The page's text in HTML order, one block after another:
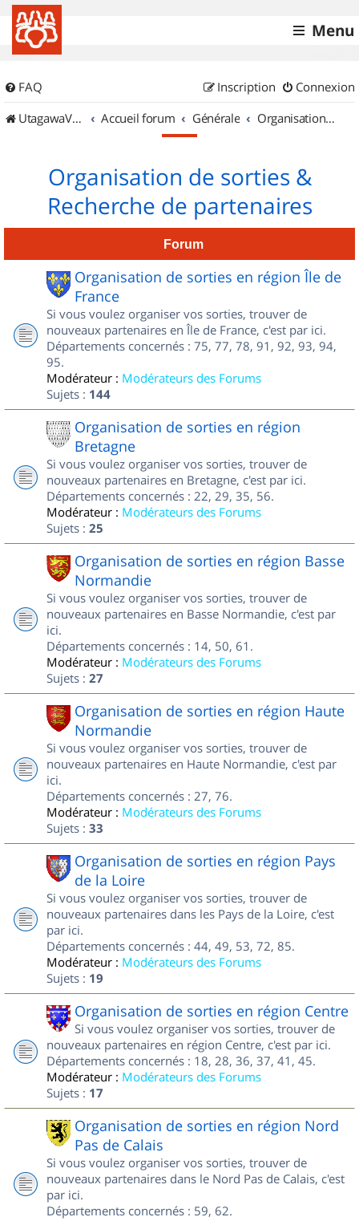
Menu
FAQ Connexion
Inscription
UtagawaVTT (Randos VTT et VTTAE avec traces GPS)
Accueil forum Générale Organisation de sorties & Recherche de partenaires
Organisation de sorties &
Recherche de partenaires
Forum
Organisation de sorties en région Île de
France
Si vous voulez organiser vos sorties, trouver de
nouveaux partenaires en Île de France, c'est par ici.
Départements concernés : 75, 77, 78, 91, 92, 93, 94,
95.
Modérateur : Modérateurs des Forums
Sujets : 144
Organisation de sorties en région
Bretagne
Si vous voulez organiser vos sorties, trouver de
nouveaux partenaires en Bretagne, c'est par ici.
Départements concernés : 22, 29, 35, 56.
Modérateur : Modérateurs des Forums
Sujets : 25
Organisation de sorties en région Basse
Normandie
Si vous voulez organiser vos sorties, trouver de
nouveaux partenaires en Basse Normandie, c'est par
ici.
Départements concernés : 14, 50, 61.
Modérateur : Modérateurs des Forums
Sujets : 27
Organisation de sorties en région Haute
Normandie
Si vous voulez organiser vos sorties, trouver de
nouveaux partenaires en Haute Normandie, c'est par
ici.
Départements concernés : 27, 76.
Modérateur : Modérateurs des Forums
Sujets : 33
Organisation de sorties en région Pays
de la Loire
Si vous voulez organiser vos sorties, trouver de
nouveaux partenaires dans les Pays de la Loire, c'est
par ici.
Départements concernés : 44, 49, 53, 72, 85.
Modérateur : Modérateurs des Forums
Sujets : 19
Organisation de sorties en région Centre
Si vous voulez organiser vos sorties, trouver de
nouveaux partenaires en région Centre, c'est par ici.
Départements concernés : 18, 28, 36, 37, 41, 45.
Modérateur : Modérateurs des Forums
Sujets : 17
Organisation de sorties en région Nord
Pas de Calais
Si vous voulez organiser vos sorties, trouver de
nouveaux partenaires dans le Nord Pas de Calais, c'est
par ici.
Départements concernés : 59, 62.